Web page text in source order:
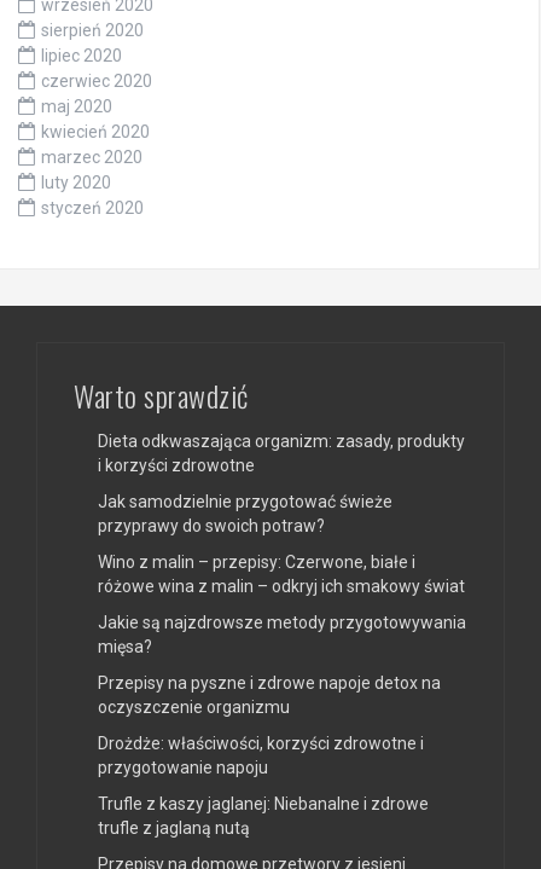
wrzesień 2020
sierpień 2020
lipiec 2020
czerwiec 2020
maj 2020
kwiecień 2020
marzec 2020
luty 2020
styczeń 2020
Warto sprawdzić
Dieta odkwaszająca organizm: zasady, produkty
i korzyści zdrowotne
Jak samodzielnie przygotować świeże
przyprawy do swoich potraw?
Wino z malin – przepisy: Czerwone, białe i
różowe wina z malin – odkryj ich smakowy świat
Jakie są najzdrowsze metody przygotowywania
mięsa?
Przepisy na pyszne i zdrowe napoje detox na
oczyszczenie organizmu
Drożdże: właściwości, korzyści zdrowotne i
przygotowanie napoju
Trufle z kaszy jaglanej: Niebanalne i zdrowe
trufle z jaglaną nutą
Przepisy na domowe przetwory z jesieni